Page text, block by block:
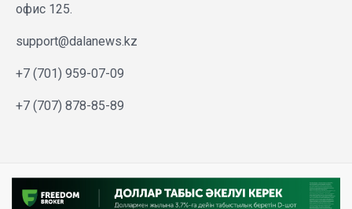
офис 125.
support@dalanews.kz
+7 (701) 959-07-09
+7 (707) 878-85-89